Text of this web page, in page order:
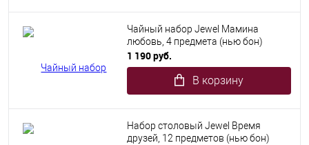
Чайный набор Jewel Мамина
любовь, 4 предмета (нью бон)
1 190 руб.
В корзину
Набор столовый Jewel Время
друзей, 12 предметов (нью бон)